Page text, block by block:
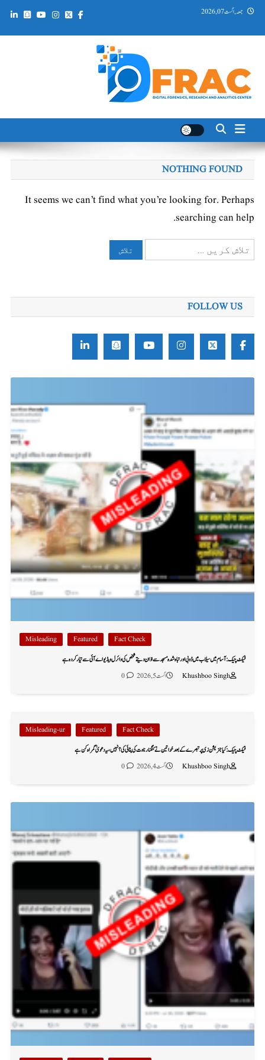
Skip جمعہ, اگست 07, 2026
DFRAC_ORG
NOTHING FOUND
It seems we can’t find what you’re looking for. Perhaps
searching can help.
تلاش
کریں
FOLLOW US
Fact Check
Featured
Misleading
فیکٹ چیک: آسام میں سیلاب میں ڈوبی اور تباہ شدہ مسجد سے اذان دیتے شخص کی وائرل ویڈیو اے آئی سے تیار کردہ ہے
Khushboo Singh
اگست 5, 2026 0
Fact Check
Featured
Misleading-ur
فیکٹ چیک: کیا جنریشن زی پر تبصرے کے بعد خواتین نے کنگنا رناوت کی پٹائی کی؟ نہیں، یہ دعویٰ گمراہ کن ہے
Khushboo Singh
اگست 4, 2026 0